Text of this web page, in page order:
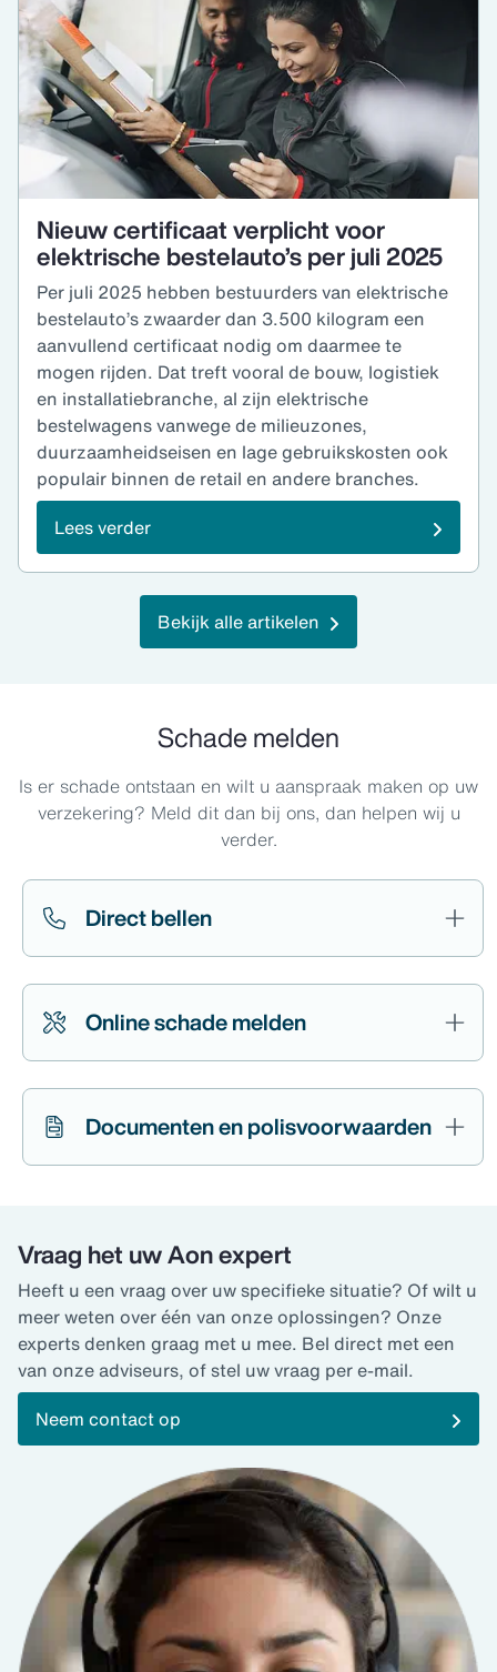
Nieuw certificaat verplicht voor
elektrische bestelauto’s per juli 2025
Per juli 2025 hebben bestuurders van elektrische
bestelauto’s zwaarder dan 3.500 kilogram een
aanvullend certificaat nodig om daarmee te
mogen rijden. Dat treft vooral de bouw, logistiek
en installatiebranche, al zijn elektrische
bestelwagens vanwege de milieuzones,
duurzaamheidseisen en lage gebruikskosten ook
populair binnen de retail en andere branches.
Lees verder
Bekijk alle artikelen
Schade melden
Is er schade ontstaan en wilt u aanspraak maken op uw
verzekering? Meld dit dan bij ons, dan helpen wij u
verder.
Direct bellen
Online schade melden
Documenten en polisvoorwaarden
Vraag het uw Aon expert
Heeft u een vraag over uw specifieke situatie? Of wilt u
meer weten over één van onze oplossingen? Onze
experts denken graag met u mee. Bel direct met een
van onze adviseurs, of stel uw vraag per e-mail.
Neem contact op